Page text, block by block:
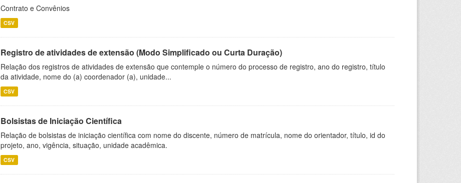
Contrato e Convênios
CSV
Registro de atividades de extensão (Modo Simplificado ou Curta Duração)
Relação dos registros de atividades de extensão que contemple o número do processo de registro, ano do registro, título
da atividade, nome do (a) coordenador (a), unidade...
CSV
Bolsistas de Iniciação Científica
Relação de bolsistas de iniciação científica com nome do discente, número de matrícula, nome do orientador, título, id do
projeto, ano, vigência, situação, unidade acadêmica.
CSV